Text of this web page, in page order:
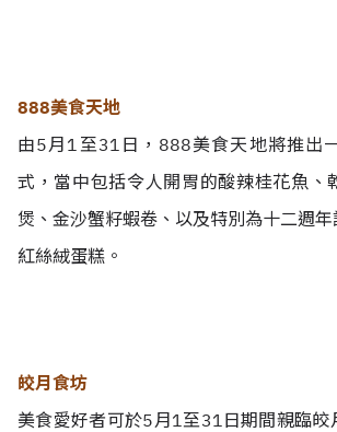
888美食天地
由5月1至31日，888美食天地將推出
式，當中包括令人開胃的酸辣桂花魚、
煲、金沙蟹籽蝦卷、以及特別為十二週
紅絲絨蛋糕。
皎月食坊
美食愛好者可於5月1至31日期間親臨皎